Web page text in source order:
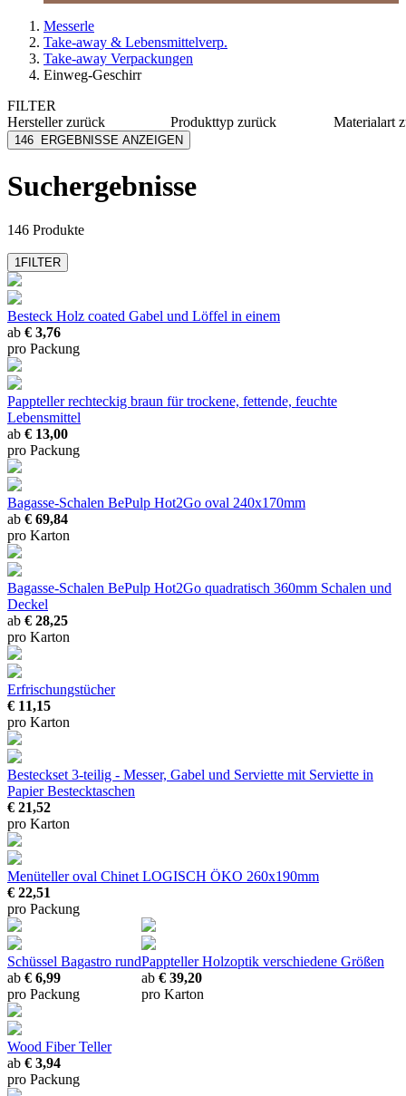
Messerle
Take-away & Lebensmittelverp.
Take-away Verpackungen
Einweg-Geschirr
FILTER
Herstellerzurück
bepulp go natural by
bio-paper straws
Decor-Service
eGreen Smart
mehr anzeigen
Produkttyp zurück
Schale
Materialart
146 ERGEBNISSE ANZEIGEN
Suchergebnisse
146 Produkte
1FILTER
Besteck Holz coated Gabel und Löffel in einem
ab € 3,76
pro Packung
Pappteller rechteckig braun für trockene, fettende, feuchte
Lebensmittel
ab € 13,00
pro Packung
Bagasse-Schalen BePulp Hot2Go oval 240x170mm
ab € 69,84
pro Karton
Bagasse-Schalen BePulp Hot2Go quadratisch 360mm Schalen und
Deckel
ab € 28,25
pro Karton
Erfrischungstücher
€ 11,15
pro Karton
Besteckset 3-teilig - Messer, Gabel und Serviette mit Serviette in
Papier Bestecktaschen
€ 21,52
pro Karton
Menüteller oval Chinet LOGISCH ÖKO 260x190mm
€ 22,51
pro Packung
Schüssel Bagastro rund
ab € 6,99
pro Packung
Pappteller Holzoptik verschiedene Größen
ab € 39,20
pro Karton
Wood Fiber Teller
ab € 3,94
pro Packung